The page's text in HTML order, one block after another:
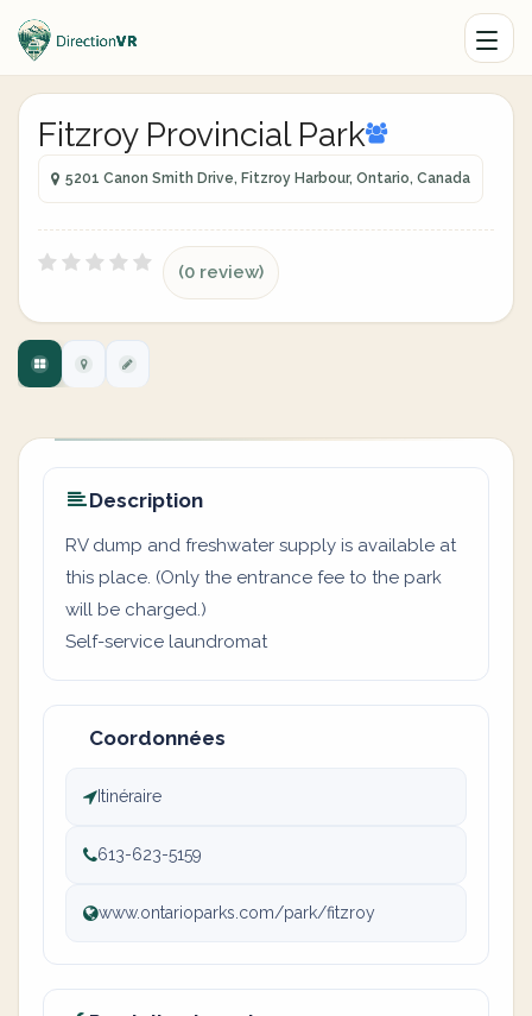
Fitzroy Provincial Park
5201 Canon Smith Drive, Fitzroy Harbour, Ontario, Canada
(0 review)
Description
RV dump and freshwater supply is available at
this place. (Only the entrance fee to the park
will be charged.)
Self-service laundromat
Coordonnées
Itinéraire
613-623-5159
www.ontarioparks.com/park/fitzroy